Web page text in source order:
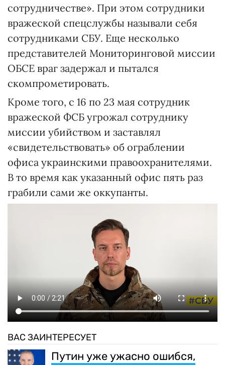
сотрудничестве». При этом сотрудники
вражеской спецслужбы называли себя
сотрудниками СБУ. Еще несколько
представителей Мониторинговой миссии
ОБСЕ враг задержал и пытался
скомпрометировать.
Кроме того, с 16 по 23 мая сотрудник
вражеской ФСБ угрожал сотруднику
миссии убийством и заставлял
«свидетельствовать» об ограблении
офиса украинскими правоохранителями.
В то время как указанный офис пять раз
грабили сами же оккупанты.
ВАС ЗАИНТЕРЕСУЕТ
Путин уже ужасно ошибся,